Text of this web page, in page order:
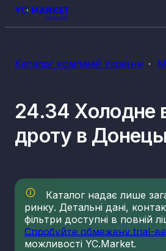
Каталог компаній України
24.34 Холодне
дроту в
Каталог надає лише
ринку. Детальні дані,
фільтри доступні в повній
Спробуйте обмежену trial-
можливості YC.Market.